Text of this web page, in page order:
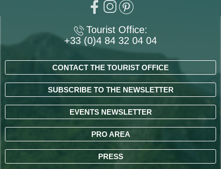
Tourist Office:
+33 (0)4 84 32 04 04
CONTACT THE TOURIST OFFICE
SUBSCRIBE TO THE NEWSLETTER
EVENTS NEWSLETTER
PRO AREA
PRESS